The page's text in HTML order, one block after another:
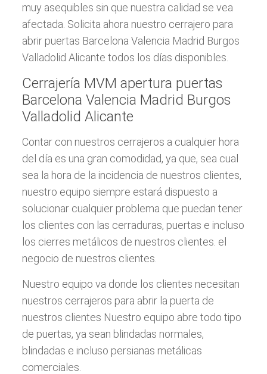
muy asequibles sin que nuestra calidad se vea
afectada. Solicita ahora nuestro cerrajero para
abrir puertas Barcelona Valencia Madrid Burgos
Valladolid Alicante todos los días disponibles.
Cerrajería MVM apertura puertas
Barcelona Valencia Madrid Burgos
Valladolid Alicante
Contar con nuestros cerrajeros a cualquier hora
del día es una gran comodidad, ya que, sea cual
sea la hora de la incidencia de nuestros clientes,
nuestro equipo siempre estará dispuesto a
solucionar cualquier problema que puedan tener
los clientes con las cerraduras, puertas e incluso
los cierres metálicos de nuestros clientes. el
negocio de nuestros clientes.
Nuestro equipo va donde los clientes necesitan
nuestros cerrajeros para abrir la puerta de
nuestros clientes Nuestro equipo abre todo tipo
de puertas, ya sean blindadas normales,
blindadas e incluso persianas metálicas
comerciales.